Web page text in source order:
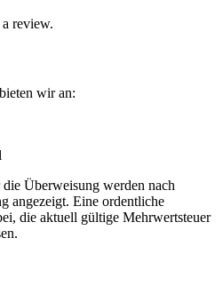
review.
wir an:
Überweisung werden nach
angezeigt. Eine ordentliche
die aktuell gültige Mehrwertsteuer